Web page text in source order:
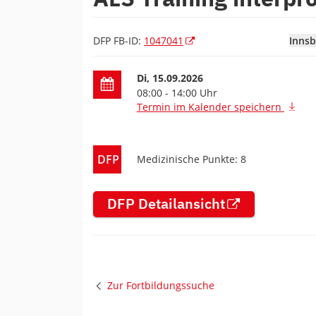
DFP FB-ID: 1047041
Datum der Fortbildung
Di, 15.09.2026
08:00 - 14:00 Uhr
Termin im Kalender speichern
DFP Medizinische Punkte: 8
DFP Detailansicht
Zur Fortbildungssuche